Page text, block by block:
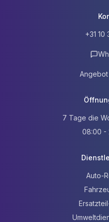
+31 10
7 Tage die
08:00 -
Auto-